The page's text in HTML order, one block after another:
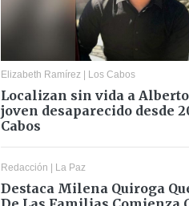
Elizabeth Ramírez | Los Cabos
Localizan sin vida a
joven desaparecido desde
Cabos
Redacción | La Paz
Destaca Milena Quiroga